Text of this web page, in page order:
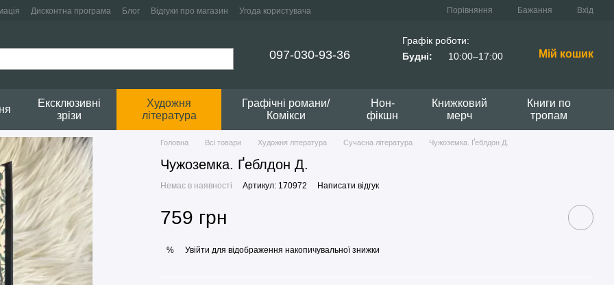
Дисконтна програма Блог Відгуки про магазин Угода користувача Порівняння Бажання Вхід
097-030-93-36
Графік роботи:
Будні:
10:00–17:00 Мій кошик
Ексклюзивні
зрізи
Художня
література
Графічні романи/
Комікси
Нон-
фікшн
Книжковий
мерч
Книги по
тропам
Головна Всі товари Художня література Сучасна література Чужоземка. Ґеблдон Д.
Чужоземка. Ґеблдон Д.
Немає в наявності Артикул: 170972 Написати відгук
759 грн
% Увійти для відображення накопичувальної знижки